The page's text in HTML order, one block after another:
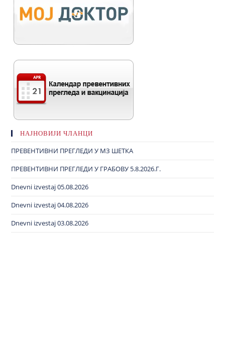
НАЈНОВИЈИ ЧЛАНЦИ
ПРЕВЕНТИВНИ ПРЕГЛЕДИ У МЗ ШЕТКА
ПРЕВЕНТИВНИ ПРЕГЛЕДИ У ГРАБОВУ 5.8.2026.Г.
Dnevni izvestaj 05.08.2026
Dnevni izvestaj 04.08.2026
Dnevni izvestaj 03.08.2026